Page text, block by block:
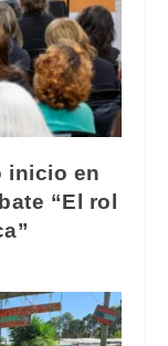
inicio en
“El rol